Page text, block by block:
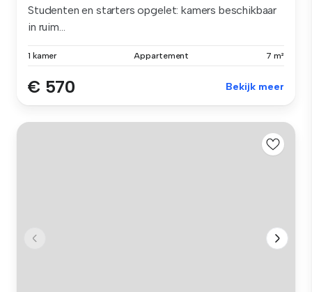
Studenten en starters opgelet: kamers beschikbaar
in ruim...
1 kamer Appartement 7 m²
€ 570 Bekijk meer